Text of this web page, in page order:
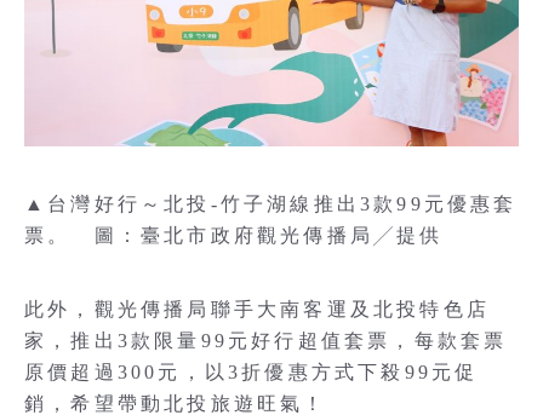
▲台灣好行～北投-竹子湖線推出3款99元優惠套
票。 圖：臺北市政府觀光傳播局╱提供
此外，觀光傳播局聯手大南客運及北投特色店
家，推出3款限量99元好行超值套票，每款套票
原價超過300元，以3折優惠方式下殺99元促
銷，希望帶動北投旅遊旺氣！